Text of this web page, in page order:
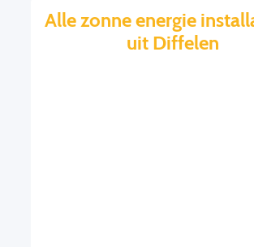
Alle zonne energie
uit Diffelen